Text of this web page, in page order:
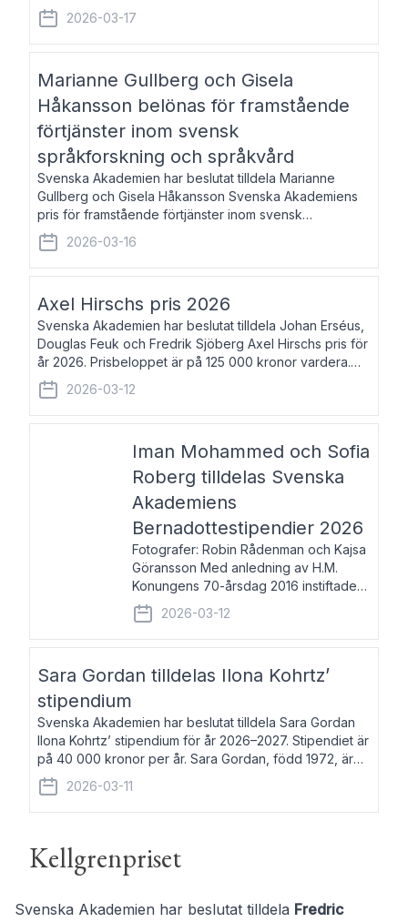
projektledare inom marknadsföring och författare och
utkom i fjol med boken Syndabocken.
2026-03-17
Marianne Gullberg och Gisela
Håkansson belönas för framstående
förtjänster inom svensk
språkforskning och språkvård
Svenska Akademien har beslutat tilldela Marianne
Gullberg och Gisela Håkansson Svenska Akademiens
pris för framstående förtjänster inom svensk
språkforskning och språkvård till minne av Carl Gabriel
och Karin Forsberg för år 2026. Prissumma
2026-03-16
Axel Hirschs pris 2026
Svenska Akademien har beslutat tilldela Johan Erséus,
Douglas Feuk och Fredrik Sjöberg Axel Hirschs pris för
år 2026. Prisbeloppet är på 125 000 kronor vardera.
Johan Erséus, född 1959, är fackboksförfattare och
journalist med mångårigt för
2026-03-12
Iman Mohammed och Sofia
Roberg tilldelas Svenska
Akademiens
Bernadottestipendier 2026
Fotografer: Robin Rådenman och Kajsa
Göransson Med anledning av H.M.
Konungens 70-årsdag 2016 instiftade
fem av de kungliga akademierna det så
kallade Bernadotteprogrammet med
syfte att genom stipendier erbjuda stöd
2026-03-12
Sara Gordan tilldelas Ilona Kohrtz’
stipendium
Svenska Akademien har beslutat tilldela Sara Gordan
Ilona Kohrtz’ stipendium för år 2026–2027. Stipendiet är
på 40 000 kronor per år. Sara Gordan, född 1972, är
författare och översättare. Hon debuterade 2006 med
det prosalyriska verket En
2026-03-11
Kellgrenpriset
Svenska Akademien har beslutat tilldela Fredric